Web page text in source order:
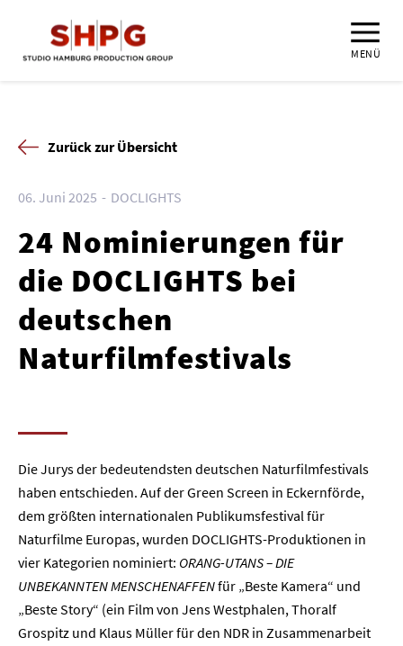
MENÜ
Zurück zur Übersicht
06. Juni 2025 DOCLIGHTS
24 Nominierungen für
die DOCLIGHTS bei
deutschen
Naturfilmfestivals
Die Jurys der bedeutendsten deutschen Naturfilmfestivals
haben entschieden. Auf der Green Screen in Eckernförde,
dem größten internationalen Publikumsfestival für
Naturfilme Europas, wurden DOCLIGHTS-Produktionen in
vier Kategorien nominiert: ORANG-UTANS – DIE
UNBEKANNTEN MENSCHENAFFENfür „Beste Kamera“ und
„Beste Story“ (ein Film von Jens Westphalen, Thoralf
Grospitz und Klaus Müller für den NDR in Zusammenarbeit